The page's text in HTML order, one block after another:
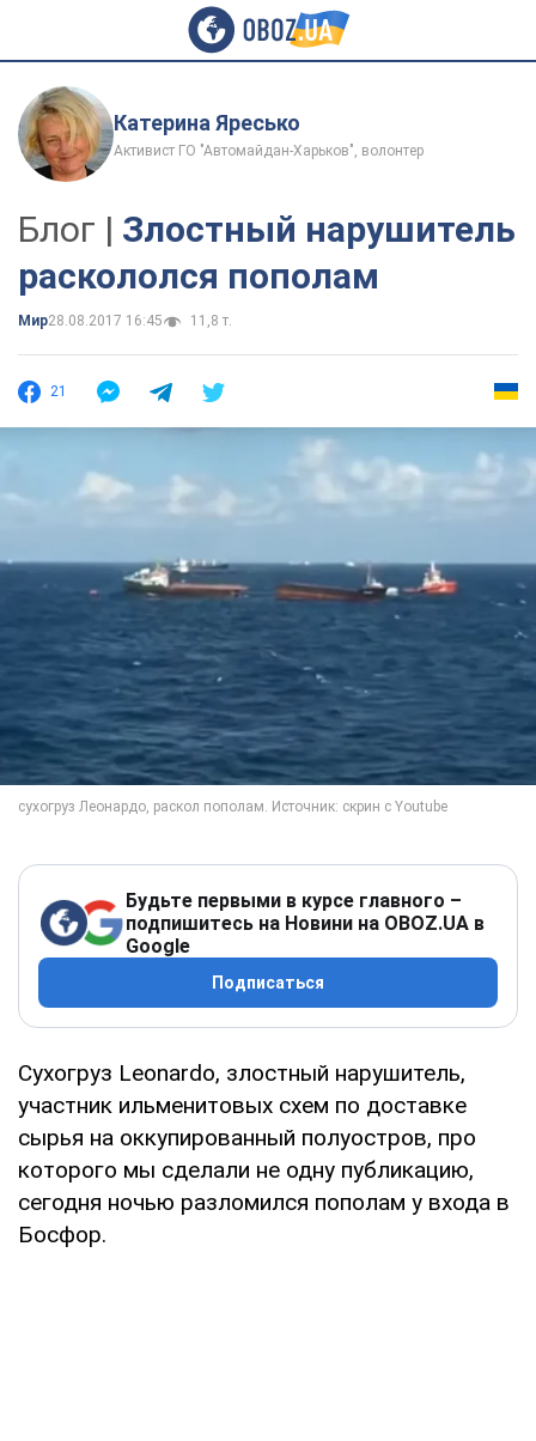
Катерина Яресько
Активист ГО "Автомайдан-Харьков", волонтер
Блог | Злостный нарушитель
раскололся пополам
Мир28.08.2017 16:45 11,8 т.
21
Будьте первыми в курсе главного –
подпишитесь на Новини на OBOZ.UA в
Google
Подписаться
Сухогруз Leonardo, злостный нарушитель,
участник ильменитовых схем по доставке
сырья на оккупированный полуостров, про
которого мы сделали не одну публикацию,
сегодня ночью разломился пополам у входа в
Босфор.